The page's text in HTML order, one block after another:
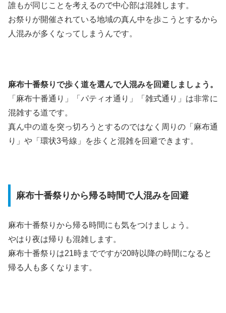
誰もが同じことを考えるので中心部は混雑します。
お祭りが開催されている地域の真ん中を歩こうとするから
人混みが多くなってしまうんです。
麻布十番祭りで歩く道を選んで人混みを回避しましょう。
「麻布十番通り」「パティオ通り」「雑式通り」は非常に
混雑する道です。
真ん中の道を突っ切ろうとするのではなく周りの「麻布通
り」や「環状3号線」を歩くと混雑を回避できます。
麻布十番祭りから帰る時間で人混みを回避
麻布十番祭りから帰る時間にも気をつけましょう。
やはり夜は帰りも混雑します。
麻布十番祭りは21時までですが20時以降の時間になると
帰る人も多くなります。